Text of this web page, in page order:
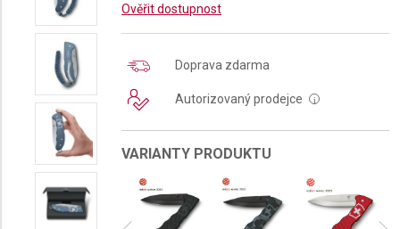
Ověřit dostupnost
Doprava zdarma
Autorizovaný prodejce i
VARIANTY PRODUKTU
Novinka